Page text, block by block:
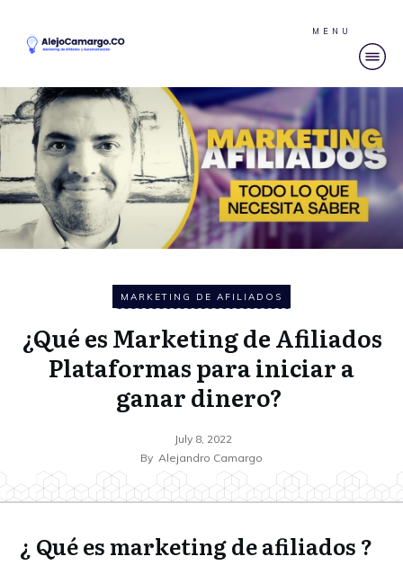
MENU
MARKETING DE AFILIADOS
¿Qué es Marketing de Afiliados
Plataformas para iniciar a
ganar dinero?
July 8, 2022
By Alejandro Camargo
¿ Qué es marketing de afiliados ?